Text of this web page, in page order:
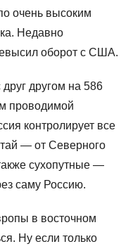
очень высоким
Недавно
оборот с США.
другом на 586
проводимой
контролирует все
— от Северного
сухопутные —
саму Россию.
в восточном
Ну если только